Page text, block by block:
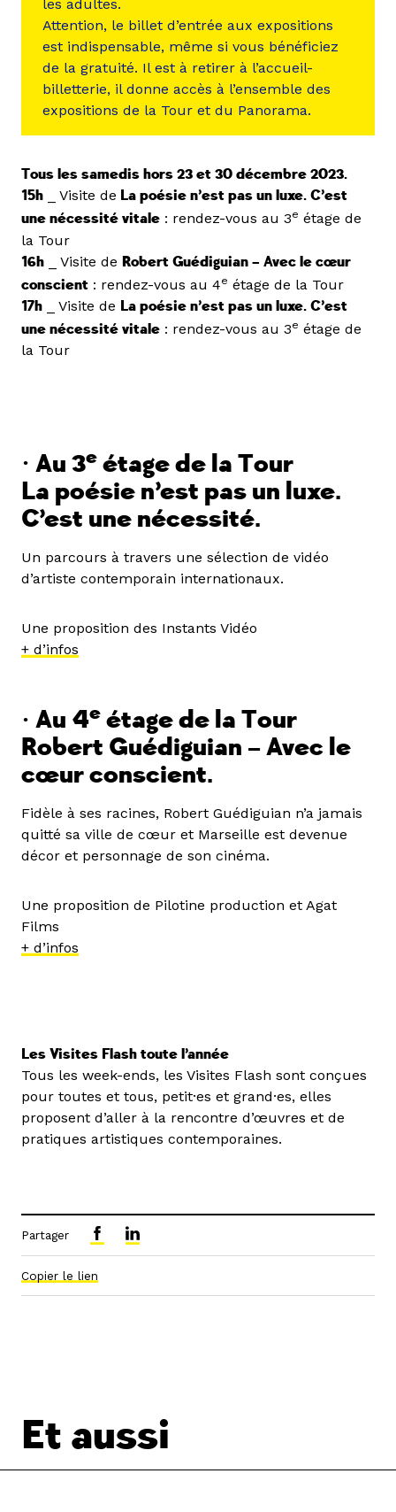
les adultes.
Attention, le billet d’entrée aux expositions
est indispensable, même si vous bénéficiez
de la gratuité. Il est à retirer à l’accueil-
billetterie, il donne accès à l’ensemble des
expositions de la Tour et du Panorama.
Tous les samedis hors 23 et 30 décembre 2023.
15h _ Visite de La poésie n’est pas un luxe. C’est
une nécessité vitale : rendez-vous au 3e étage de
la Tour
16h _ Visite de Robert Guédiguian – Avec le cœur
conscient : rendez-vous au 4e étage de la Tour
17h _ Visite de La poésie n’est pas un luxe. C’est
une nécessité vitale : rendez-vous au 3e étage de
la Tour
• Au 3e étage de la Tour
La poésie n’est pas un luxe.
C’est une nécessité.
Un parcours à travers une sélection de vidéo
d’artiste contemporain internationaux.
Une proposition des Instants Vidéo
+ d’infos
• Au 4e étage de la Tour
Robert Guédiguian – Avec le
cœur conscient.
Fidèle à ses racines, Robert Guédiguian n’a jamais
quitté sa ville de cœur et Marseille est devenue
décor et personnage de son cinéma.
Une proposition de Pilotine production et Agat
Films
+ d’infos
Les Visites Flash toute l’année
Tous les week-ends, les Visites Flash sont conçues
pour toutes et tous, petit·es et grand·es, elles
proposent d’aller à la rencontre d’œuvres et de
pratiques artistiques contemporaines.
Partager
Copier le lien
Et aussi